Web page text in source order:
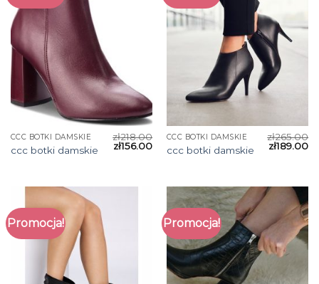
CCC BOTKI DAMSKIE
ccc botki damskie
zł218.00
zł156.00
CCC BOTKI DAMSKIE
ccc botki damskie
zł265.00
zł189.00
Promocja! Promocja!